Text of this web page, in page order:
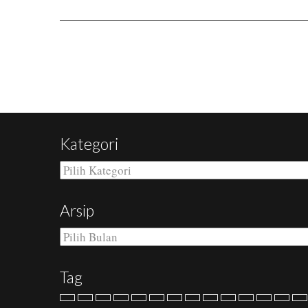
Kategori
Kategori
Arsip
Arsip
Tag